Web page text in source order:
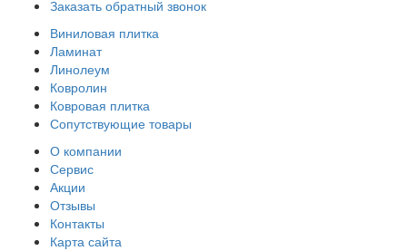
Заказать обратный звонок
Виниловая плитка
Ламинат
Линолеум
Ковролин
Ковровая плитка
Сопутствующие товары
О компании
Сервис
Акции
Отзывы
Контакты
Карта сайта